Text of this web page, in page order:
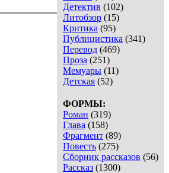
Детектив (102)
Литобзор (15)
Критика (95)
Публицистика (341)
Перевод (469)
Проза (251)
Мемуары (11)
Детская (52)
ФОРМЫ:
Роман (319)
Глава (158)
Фрагмент (89)
Повесть (275)
Сборник рассказов (56)
Рассказ (1300)